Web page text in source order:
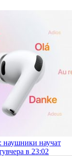
наушники научат
вчера в 23:02